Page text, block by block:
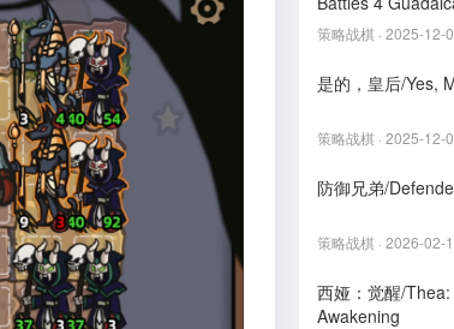
策略战棋 · 2025-12-
是的，皇后/Yes,
策略战棋 · 2025-12-
防御兄弟/
策略战棋 · 2026-02-
西娅：觉醒/
Awakening